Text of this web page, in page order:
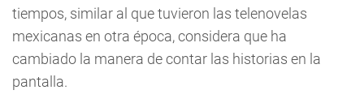
tiempos, similar al que tuvieron las telenovelas
mexicanas en otra época, considera que ha
cambiado la manera de contar las historias en la
pantalla.